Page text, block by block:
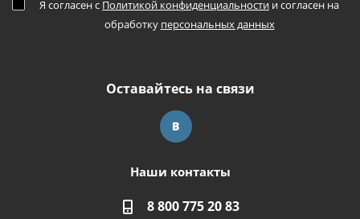
Я согласен с Политикой конфиденциальности и согласен на
обработку персональных данных
Оставайтесь на связи
Наши контакты
8 800 775 20 83